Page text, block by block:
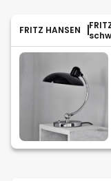
FRITZ HANSEN